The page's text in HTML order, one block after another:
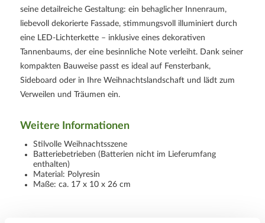
seine detailreiche Gestaltung: ein behaglicher Innenraum,
liebevoll dekorierte Fassade, stimmungsvoll illuminiert durch
eine LED-Lichterkette – inklusive eines dekorativen
Tannenbaums, der eine besinnliche Note verleiht. Dank seiner
kompakten Bauweise passt es ideal auf Fensterbank,
Sideboard oder in Ihre Weihnachtslandschaft und lädt zum
Verweilen und Träumen ein.
Weitere Informationen
Stilvolle Weihnachtsszene
Batteriebetrieben (Batterien nicht im Lieferumfang
enthalten)
Material: Polyresin
Maße: ca. 17 x 10 x 26 cm